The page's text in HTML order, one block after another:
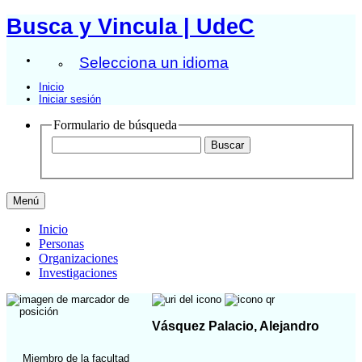
Busca y Vincula | UdeC
Selecciona un idioma
Inicio
Iniciar sesión
Formulario de búsqueda
Menú
Inicio
Personas
Organizaciones
Investigaciones
Vásquez Palacio, Alejandro
Miembro de la facultad